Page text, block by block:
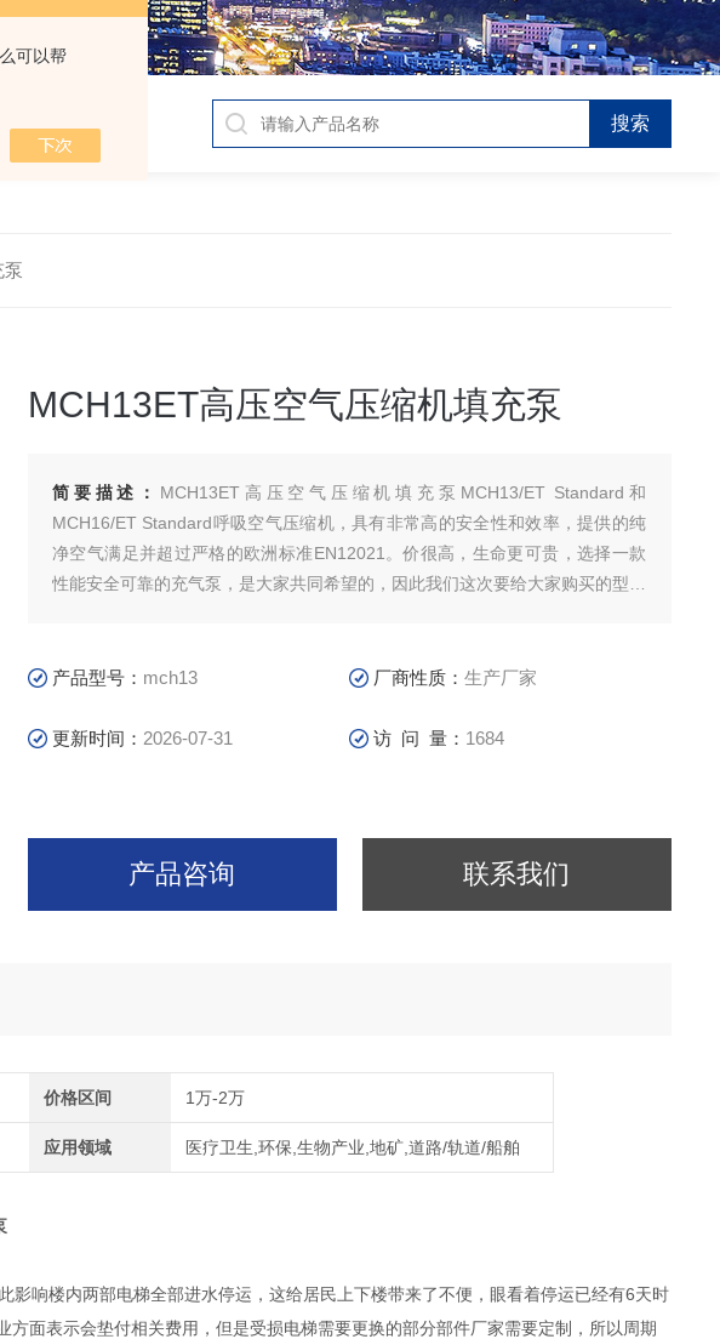
可以帮
泵
MCH13ET高压空气压缩机填充泵
简要描述： MCH13ET高压空气压缩机填充泵MCH13/ET Standard和
MCH16/ET Standard呼吸空气压缩机，具有非常高的安全性和效率，提供的纯
净空气满足并超过严格的欧洲标准EN12021。价很高，生命更可贵，选择一款
性能安全可靠的充气泵，是大家共同希望的，因此我们这次要给大家购买的型号
产品型号： mch13 厂商性质：生产厂家
更新时间： 2026-07-31 访 问 量： 1684
产品咨询 联系我们
价格区间 1万-2万
应用领域 医疗卫生,环保,生物产业,地矿,道路/轨道/船舶
响楼内两部电梯全部进水停运，这给居民上下楼带来了不便，眼看着停运已经有6天时
面表示会垫付相关费用，但是受损电梯需要更换的部分部件厂家需要定制，所以周期